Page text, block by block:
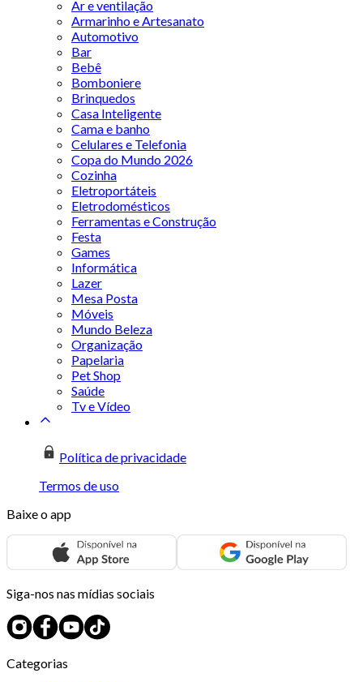
Ar e ventilação
Armarinho e Artesanato
Automotivo
Bar
Bebê
Bomboniere
Brinquedos
Casa Inteligente
Cama e banho
Celulares e Telefonia
Copa do Mundo 2026
Cozinha
Eletroportáteis
Eletrodomésticos
Ferramentas e Construção
Festa
Games
Informática
Lazer
Mesa Posta
Móveis
Mundo Beleza
Organização
Papelaria
Pet Shop
Saúde
Tv e Vídeo
Política de privacidade
Termos de uso
Baixe o app
Siga-nos nas mídias sociais
Categorias